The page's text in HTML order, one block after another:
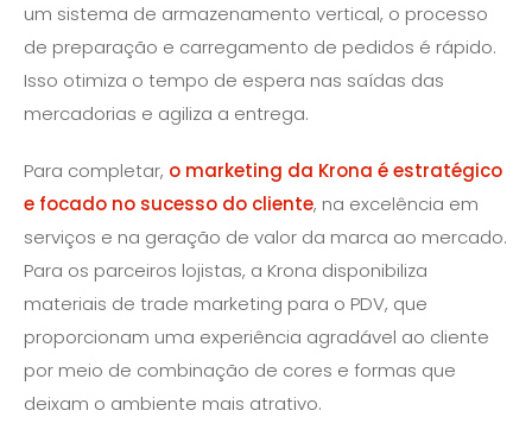
um sistema de armazenamento vertical, o processo
de preparação e carregamento de pedidos é rápido.
Isso otimiza o tempo de espera nas saídas das
mercadorias e agiliza a entrega.
Para completar, o marketing da Krona é estratégico
e focado no sucesso do cliente, na excelência em
serviços e na geração de valor da marca ao mercado.
Para os parceiros lojistas, a Krona disponibiliza
materiais de trade marketing para o PDV, que
proporcionam uma experiência agradável ao cliente
por meio de combinação de cores e formas que
deixam o ambiente mais atrativo.